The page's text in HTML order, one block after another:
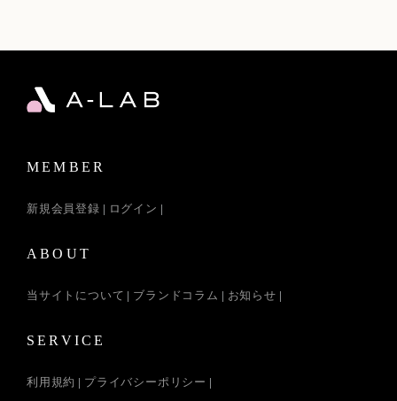
MEMBER
新規会員登録 ログイン
ABOUT
当サイトについて ブランドコラム お知らせ
SERVICE
利用規約 プライバシーポリシー